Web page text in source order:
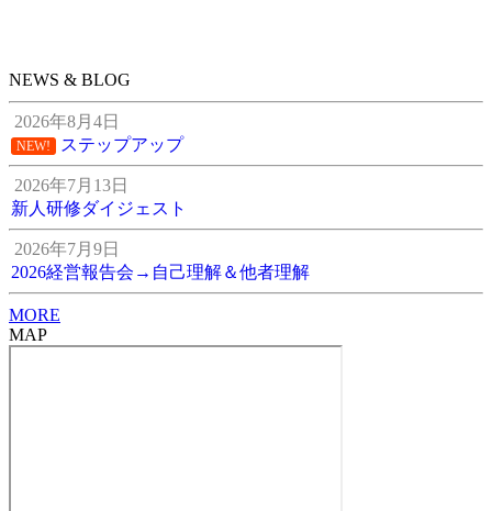
NEWS & BLOG
2026年8月4日
NEW! ステップアップ
2026年7月13日
新人研修ダイジェスト
2026年7月9日
2026経営報告会→自己理解＆他者理解
MORE
MAP